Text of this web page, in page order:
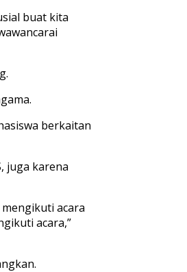
buat kita
.
berkaitan
juga karena
mengikuti acara
acara,”
.